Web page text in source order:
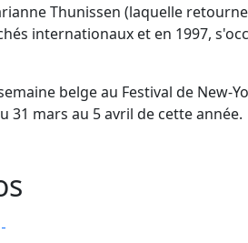
Thunissen (laquelle
internationaux et en 1997,
belge au Festival de
31 mars au 5 avril de cette année.